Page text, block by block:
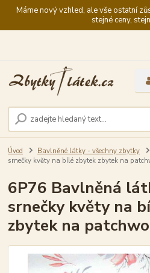
Máme nový vzhled, ale vše ostatní
stejné ceny,
Úvod Bavlněné látky - všechny zbytky
srnečky květy na bílé zbytek zbytek na
6P76 Bavlněná
srnečky květy na
zbytek na